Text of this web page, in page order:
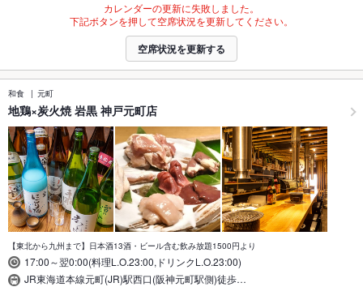
カレンダーの更新に失敗しました。
下記ボタンを押して空席状況を更新してください。
空席状況を更新する
和食 元町
地鶏×炭火焼 岩黒 神戸元町店
【東北から九州まで】日本酒13酒・ビール含む飲み放題1500円より
17:00～翌0:00(料理L.O.23:00,ドリンクL.O.23:00)
JR東海道本線元町(JR)駅西口(阪神元町駅側)徒歩…